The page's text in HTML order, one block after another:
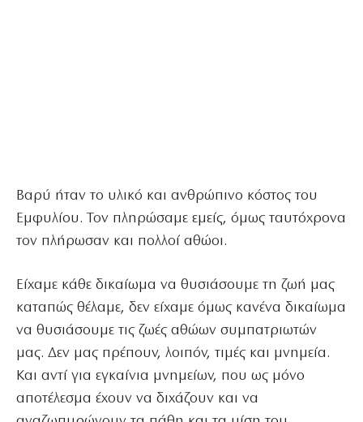
Βαρύ ήταν το υλικό και ανθρώπινο κόστος του
Εμφυλίου. Τον πληρώσαμε εμείς, όμως ταυτόχρονα
τον πλήρωσαν και πολλοί αθώοι.
Είχαμε κάθε δικαίωμα να θυσιάσουμε τη ζωή μας
καταπώς θέλαμε, δεν είχαμε όμως κανένα δικαίωμα
να θυσιάσουμε τις ζωές αθώων συμπατριωτών
μας. Δεν μας πρέπουν, λοιπόν, τιμές και μνημεία.
Και αντί για εγκαίνια μνημείων, που ως μόνο
αποτέλεσμα έχουν να διχάζουν και να